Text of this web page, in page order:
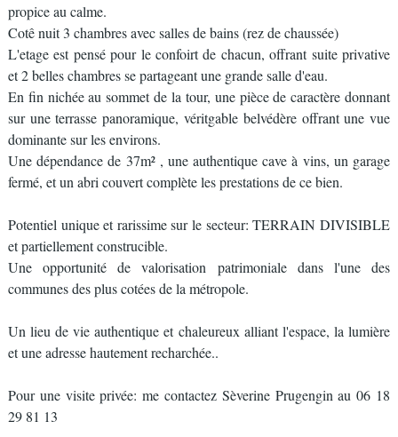
propice au calme.
Cotê nuit 3 chambres avec salles de bains (rez de chaussée)
L'etage est pensé pour le confoirt de chacun, offrant suite privative
et 2 belles chambres se partageant une grande salle d'eau.
En fin nichée au sommet de la tour, une pièce de caractère donnant
sur une terrasse panoramique, véritgable belvédère offrant une vue
dominante sur les environs.
Une dépendance de 37m² , une authentique cave à vins, un garage
fermé, et un abri couvert complète les prestations de ce bien.
Potentiel unique et rarissime sur le secteur: TERRAIN DIVISIBLE
et partiellement construcible.
Une opportunité de valorisation patrimoniale dans l'une des
communes des plus cotées de la métropole.
Un lieu de vie authentique et chaleureux alliant l'espace, la lumière
et une adresse hautement recharchée..
Pour une visite privée: me contactez Sèverine Prugengin au 06 18
29 81 13